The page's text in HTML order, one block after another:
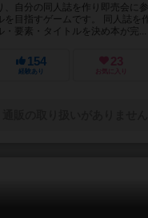
、自分の同人誌を作り即売会に
を目指すゲームです。 同人誌を
・要素・タイトルを決め本が完...
154
経験あり
23
お気に入り